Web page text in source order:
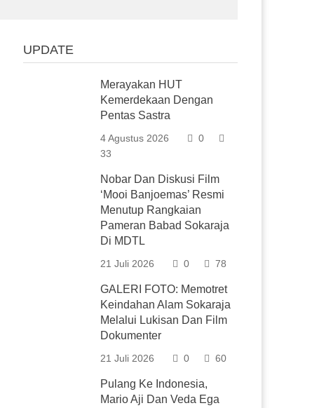
UPDATE
Merayakan HUT
Kemerdekaan Dengan
Pentas Sastra
4 Agustus 2026
0
33
Nobar Dan Diskusi Film
‘Mooi Banjoemas’ Resmi
Menutup Rangkaian
Pameran Babad Sokaraja
Di MDTL
21 Juli 2026 0 78
GALERI FOTO: Memotret
Keindahan Alam Sokaraja
Melalui Lukisan Dan Film
Dokumenter
21 Juli 2026 0 60
Pulang Ke Indonesia,
Mario Aji Dan Veda Ega